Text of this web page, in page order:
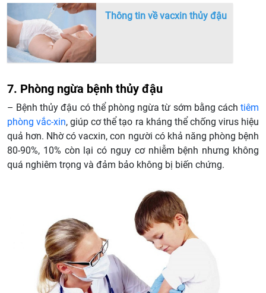
Thông tin về vacxin thủy đậu
7. Phòng ngừa bệnh thủy đậu
– Bệnh thủy đậu có thể phòng ngừa từ sớm bằng cách tiêm
phòng vắc-xin, giúp cơ thể tạo ra kháng thể chống virus hiệu
quả hơn. Nhờ có vacxin, con người có khả năng phòng bệnh
80-90%, 10% còn lại có nguy cơ nhiễm bệnh nhưng không
quá nghiêm trọng và đảm bảo không bị biến chứng.